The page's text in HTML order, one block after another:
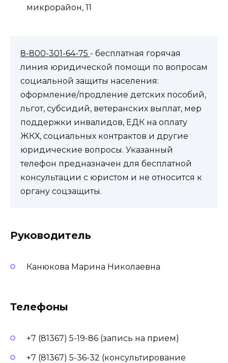
микрорайон, 11
8-800-301-64-75 - бесплатная горячая
линия юридической помощи по вопросам
социальной защиты населения:
оформление/продление детских пособий,
льгот, субсидий, ветеранских выплат, мер
поддержки инвалидов, ЕДК на оплату
ЖКХ, социальных контрактов и другие
юридические вопросы. Указанный
телефон предназначен для бесплатной
консультации с юристом и не относится к
органу соцзащиты.
Руководитель
Канюкова Марина Николаевна
Телефоны
+7 (81367) 5-19-86 (запись на прием)
+7 (81367) 5-36-32 (консультирование